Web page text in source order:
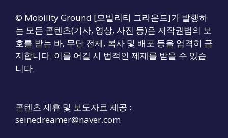
© Mobility Ground [모빌리티 그라운드]가 발행하
는 모든 콘텐츠(기사, 영상, 사진 등)은 저작권법의 보
호를 받는 바, 무단 전제, 복사 및 배포 등을 엄격히 금
지합니다. 이를 어길 시 법적인 제재를 받을 수 있습
니다.
콘텐츠 제휴 및 보도자료 제공 :
seinedreamer@naver.com